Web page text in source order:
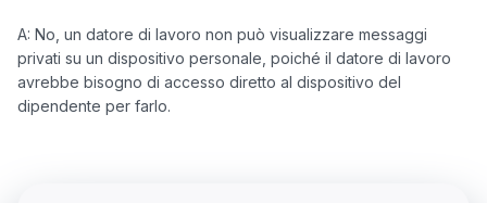
A: No, un datore di lavoro non può visualizzare messaggi
privati su un dispositivo personale, poiché il datore di lavoro
avrebbe bisogno di accesso diretto al dispositivo del